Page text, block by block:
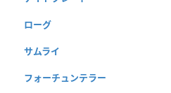
ローグ
サムライ
フォーチュンテラー